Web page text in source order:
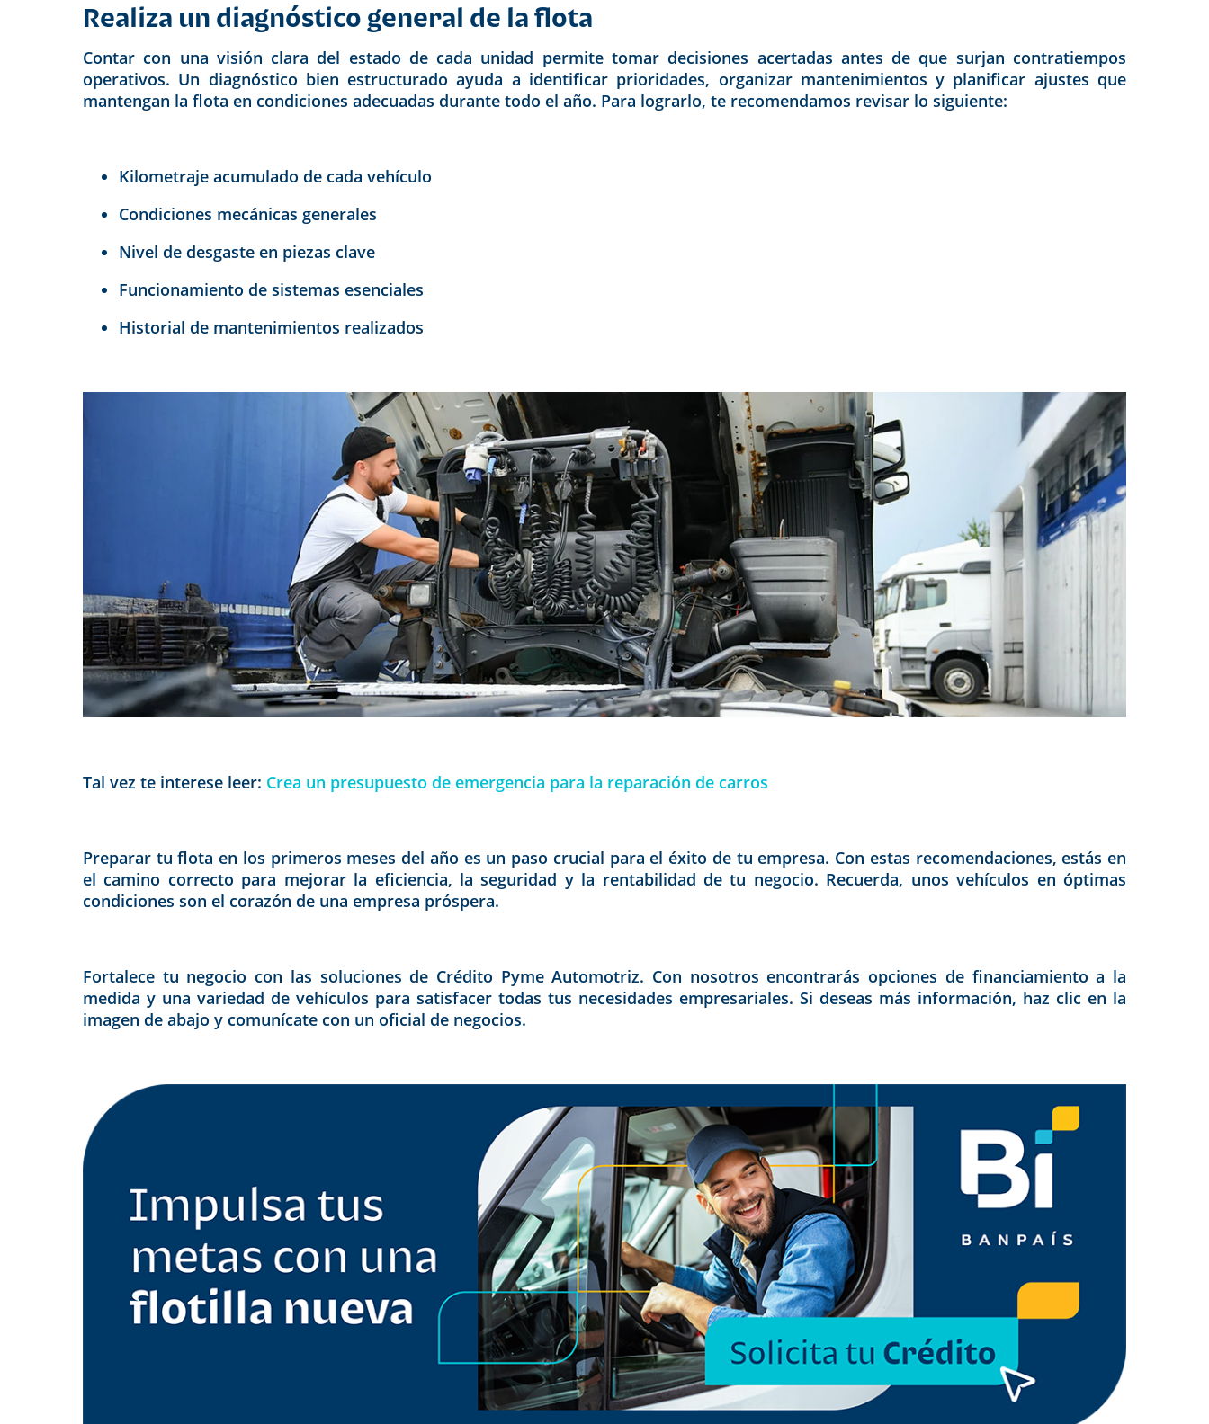
Realiza un diagnóstico general de la flota
Contar con una visión clara del estado de cada unidad permite tomar decisiones acertadas antes de que surjan contratiempos
operativos. Un diagnóstico bien estructurado ayuda a identificar prioridades, organizar mantenimientos y planificar ajustes que
mantengan la flota en condiciones adecuadas durante todo el año. Para lograrlo, te recomendamos revisar lo siguiente:
Kilometraje acumulado de cada vehículo
Condiciones mecánicas generales
Nivel de desgaste en piezas clave
Funcionamiento de sistemas esenciales
Historial de mantenimientos realizados
Tal vez te interese leer: Crea un presupuesto de emergencia para la reparación de carros
Preparar tu flota en los primeros meses del año es un paso crucial para el éxito de tu empresa. Con estas recomendaciones, estás en
el camino correcto para mejorar la eficiencia, la seguridad y la rentabilidad de tu negocio. Recuerda, unos vehículos en óptimas
condiciones son el corazón de una empresa próspera.
Fortalece tu negocio con las soluciones de Crédito Pyme Automotriz. Con nosotros encontrarás opciones de financiamiento a la
medida y una variedad de vehículos para satisfacer todas tus necesidades empresariales. Si deseas más información, haz clic en la
imagen de abajo y comunícate con un oficial de negocios.